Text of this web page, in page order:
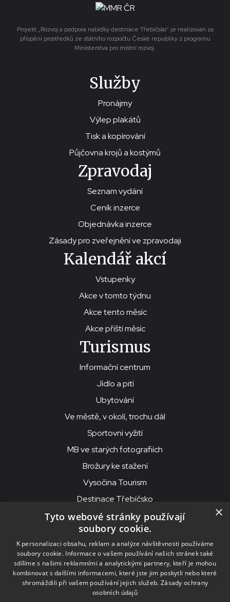
Projekt „Rozvoj a podpora nabídky destinace Třebíčsko“ je realizován za
přispění prostředků ze státního rozpočtu České republiky z programu
Ministerstva pro místní rozvoj.
Služby
Pronájmy
Výlep plakátů
Tisk a kopírování
Půjčovna krojů a kostýmů
Zpravodaj
Seznam vydání
Ceník inzerce
Objednávka inzerce
Zásady pro zveřejnění ve zpravodaji
Kalendář akcí
Vstupenky
Akce v tomto týdnu
Akce tento měsíc
Akce příští měsíc
Turismus
Informační centrum
Jídlo a pití
Ubytování
Ve městě, v okolí, trochu dál
Sportovní vyžití
MB ve starých fotografiích
Brožury ke stažení
Vysočina Tourism
Destinace Třebíčsko
© 2026MKS Beseda Mor. Budějovice
MKS Beseda, příspěvková organizace, Purcnerova 62, 676 02
Moravské Budějovice
IČO: 00091758, DIČ: CZ00091758, ID datové schránky: chjn2kd
×
Tyto webové stránky používají
soubory cookie.
K personalizaci obsahu, reklam a analýze návštěvnosti používáme
soubory cookie. Informace o vašem používání našich stránek také
sdílíme s našimi reklamními a analytickými partnery, kteří je mohou
kombinovat s dalšími informacemi, které jste jim poskytli nebo které
shromáždili při vašem používání jejich služeb. Zásady ochrany
osobních údajů